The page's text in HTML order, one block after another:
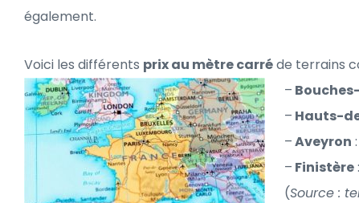
également.
Voici les différents prix au mètre carréde terrains
–
– Hauts-
–Aveyron
– Finistère
(Source :